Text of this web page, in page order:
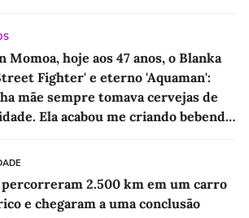
Momoa, hoje aos 47 anos, o Blanka
Fighter' e eterno 'Aquaman':
mãe sempre tomava cervejas de
Ela acabou me criando bebendo
percorreram 2.500 km em um carro
e chegaram a uma conclusão